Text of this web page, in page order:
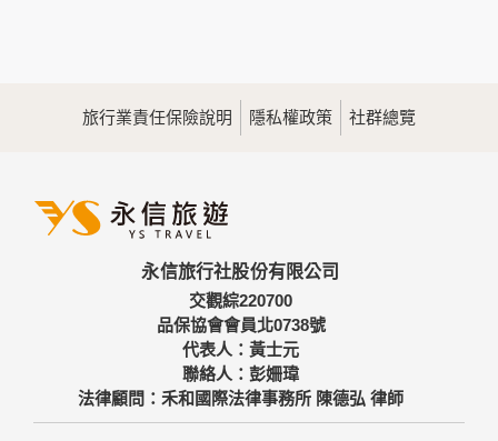
為提供精確的服務，我們會將收集的問卷調查內容進行統計與
分析，分析結果之統計數據或說明文字呈現，除供內部研究
三、資料之保護
備及必要的安全防護措施，加以保護網站及您的個人資料採用
嚴格的保護措施，只由經過授權的人員才能接觸您的個人資
料，相關處理人員皆簽有保密合約，如有違反保密義務者，將
會受到相關的法律處分。
如因業務需要有必要委託其他單位提供服務時，本網站亦會嚴
格要求其遵守保密義務，並且採取必要檢查程序以確定其將確
實遵守。
旅行業責任保險說明 隱私權政策 社群總覽
永信旅行社股份有限公司
交觀綜220700
品保協會會員北0738號
代表人：黃士元
聯絡人：彭姍瑋
法律顧問：禾和國際法律事務所 陳德弘 律師